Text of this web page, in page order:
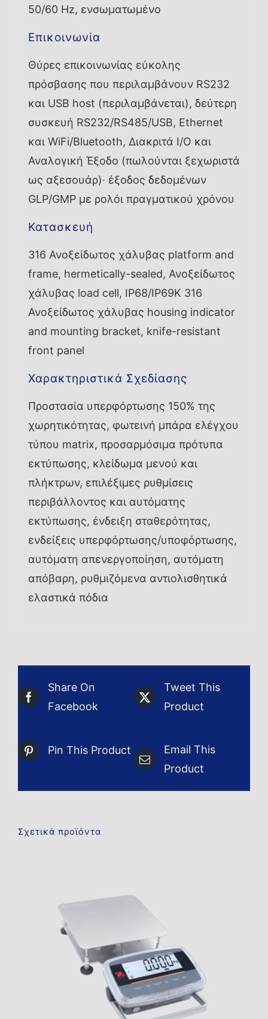
50/60 Hz, ενσωματωμένο
Επικοινωνία
Θύρες επικοινωνίας εύκολης
πρόσβασης που περιλαμβάνουν RS232
και USB host (περιλαμβάνεται), δεύτερη
συσκευή RS232/RS485/USB, Ethernet
και WiFi/Bluetooth, Διακριτά I/O και
Αναλογική Έξοδο (πωλούνται ξεχωριστά
ως αξεσουάρ)· έξοδος δεδομένων
GLP/GMP με ρολόι πραγματικού χρόνου
Κατασκευή
316 Ανοξείδωτος χάλυβας platform and
frame, hermetically-sealed, Ανοξείδωτος
χάλυβας load cell, IP68/IP69K 316
Ανοξείδωτος χάλυβας housing indicator
and mounting bracket, knife-resistant
front panel
Χαρακτηριστικά Σχεδίασης
Προστασία υπερφόρτωσης 150% της
χωρητικότητας, φωτεινή μπάρα ελέγχου
τύπου matrix, προσαρμόσιμα πρότυπα
εκτύπωσης, κλείδωμα μενού και
πλήκτρων, επιλέξιμες ρυθμίσεις
περιβάλλοντος και αυτόματης
εκτύπωσης, ένδειξη σταθερότητας,
ενδείξεις υπερφόρτωσης/υποφόρτωσης,
αυτόματη απενεργοποίηση, αυτόματη
απόβαρη, ρυθμιζόμενα αντιολισθητικά
ελαστικά πόδια
Share On
Facebook
Tweet This
Product
Pin This Product
Email This
Product
Σχετικά προϊόντα